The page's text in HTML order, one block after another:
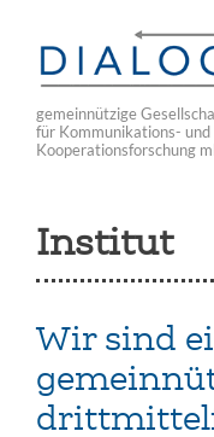
main
navigation
gemeinnützige
für Kommunikations- und
Kooperationsforschung
Institut
Wir sind